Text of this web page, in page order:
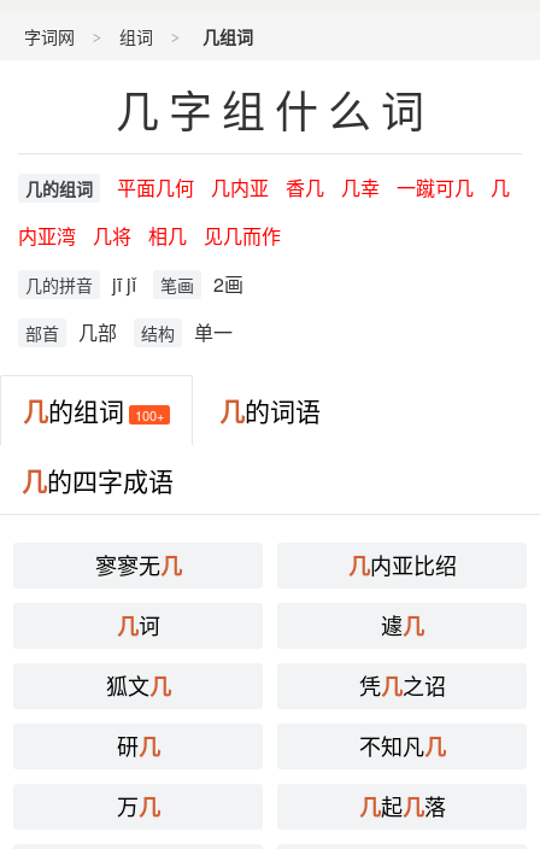
字词网 组词 几组词
几字组什么词
几的组词 平面几何 几内亚 香几 几幸 一蹴可几
几
内亚湾
几将 相几 见几而作
几的拼音 jī jǐ 笔画 2画
部首 几部 结构 单一
几的组词 100+ 几的词语
几的四字成语
寥寥无几 几内亚比绍
几诃 遽几
狐文几 凭几之诏
研几 不知凡几
万几 几起几落